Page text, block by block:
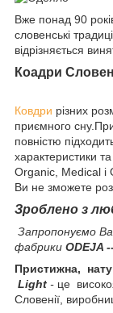
Вже понад 90
словенські
відрізняється
Коадри
Ковдри різних
приємного
повністю
характеристики
Organic, Medical і
Ви не зможете
Зроблено з
Запропонуємо
фабрики ODEJA
Пристижна,
Light - це
Словенії,